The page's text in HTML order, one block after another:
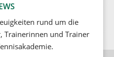
rund um die
Trainerinnen und Trainer